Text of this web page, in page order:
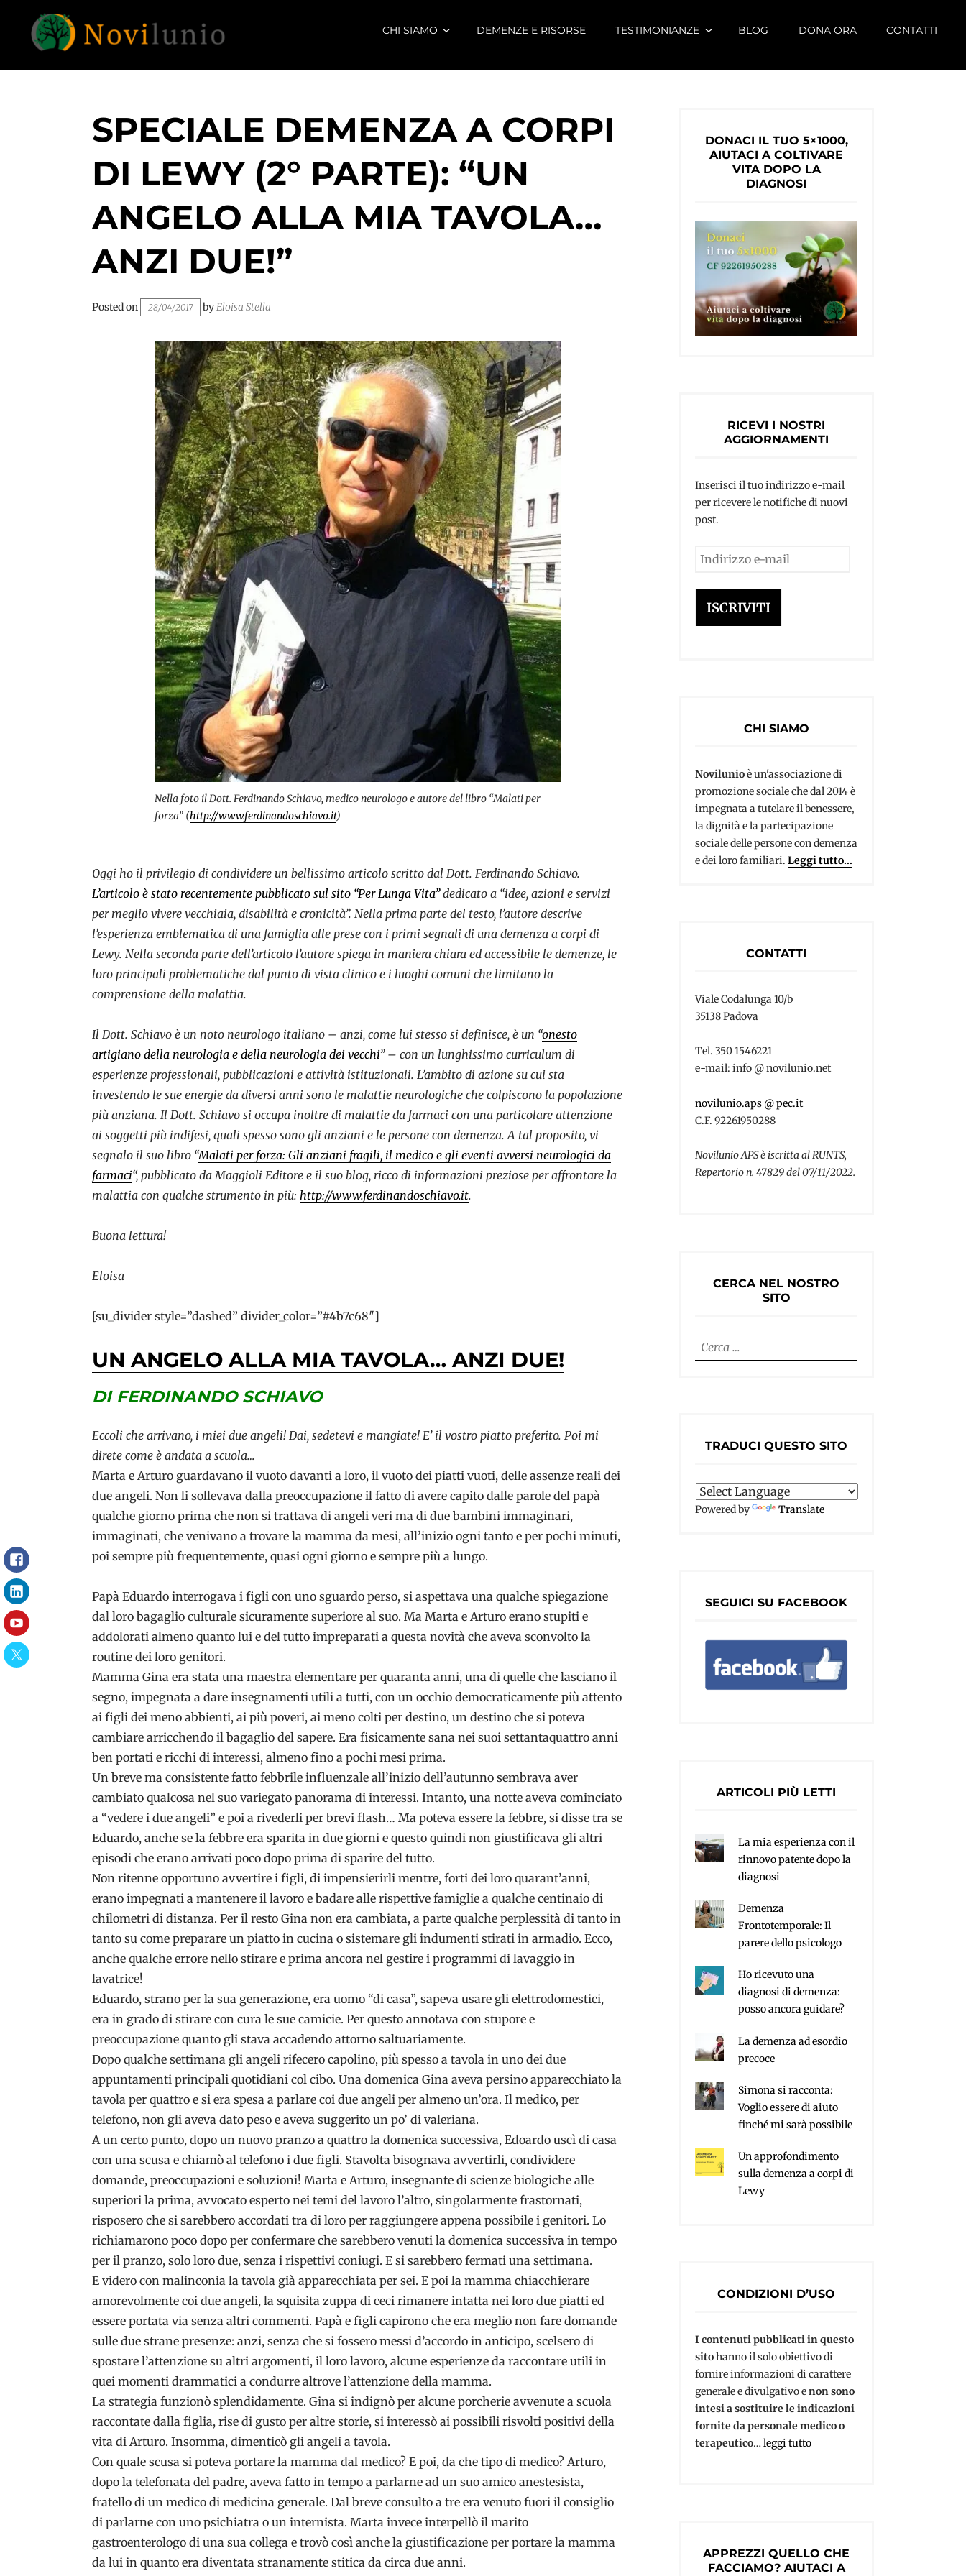
content
NOVILUNIO
Un aiuto con concreto dopo la diagnosi di
CHI SIAMO DEMENZE E RISORSE TESTIMONIANZE BLOG DONA ORA CONTATTI
SPECIALE DEMENZA A CORPI
DI LEWY (2° PARTE): “UN
ANGELO ALLA MIA TAVOLA…
ANZI DUE!”
Posted on 28/04/2017 by Eloisa Stella
Nella foto il Dott. Ferdinando Schiavo, medico neurologo e autore del libro “Malati per
forza” (http://www.ferdinandoschiavo.it)
Oggi ho il privilegio di condividere un bellissimo articolo scritto dal Dott. Ferdinando Schiavo.
L’articolo è stato recentemente pubblicato sul sito “Per Lunga Vita”dedicato a “idee, azioni e servizi
per meglio vivere vecchiaia, disabilità e cronicità”. Nella prima parte del testo, l’autore descrive
l’esperienza emblematica di una famiglia alle prese con i primi segnali di una demenza a corpi di
Lewy. Nella seconda parte dell’articolo l’autore spiega in maniera chiara ed accessibile le demenze, le
loro principali problematiche dal punto di vista clinico e i luoghi comuni che limitano la
comprensione della malattia.
Il Dott. Schiavo è un noto neurologo italiano – anzi, come lui stesso si definisce, è un “onesto
artigiano della neurologia e della neurologia dei vecchi” – con un lunghissimo curriculum di
esperienze professionali, pubblicazioni e attività istituzionali. L’ambito di azione su cui sta
investendo le sue energie da diversi anni sono le malattie neurologiche che colpiscono la popolazione
più anziana. Il Dott. Schiavo si occupa inoltre di malattie da farmaci con una particolare attenzione
ai soggetti più indifesi, quali spesso sono gli anziani e le persone con demenza. A tal proposito, vi
segnalo il suo libro “Malati per forza: Gli anziani fragili, il medico e gli eventi avversi neurologici da
farmaci“, pubblicato da Maggioli Editore e il suo blog, ricco di informazioni preziose per affrontare la
malattia con qualche strumento in più: http://www.ferdinandoschiavo.it.
Buona lettura!
Eloisa
[su_divider style=”dashed” divider_color=”#4b7c68″]
UN ANGELO ALLA MIA TAVOLA… ANZI DUE!
DI FERDINANDO SCHIAVO
Eccoli che arrivano, i miei due angeli! Dai, sedetevi e mangiate! E’ il vostro piatto preferito. Poi mi
direte come è andata a scuola…
Marta e Arturo guardavano il vuoto davanti a loro, il vuoto dei piatti vuoti, delle assenze reali dei
due angeli. Non li sollevava dalla preoccupazione il fatto di avere capito dalle parole del papà
qualche giorno prima che non si trattava di angeli veri ma di due bambini immaginari,
immaginati, che venivano a trovare la mamma da mesi, all’inizio ogni tanto e per pochi minuti,
poi sempre più frequentemente, quasi ogni giorno e sempre più a lungo.
Papà Eduardo interrogava i figli con uno sguardo perso, si aspettava una qualche spiegazione
dal loro bagaglio culturale sicuramente superiore al suo. Ma Marta e Arturo erano stupiti e
addolorati almeno quanto lui e del tutto impreparati a questa novità che aveva sconvolto la
routine dei loro genitori.
Mamma Gina era stata una maestra elementare per quaranta anni, una di quelle che lasciano il
segno, impegnata a dare insegnamenti utili a tutti, con un occhio democraticamente più attento
ai figli dei meno abbienti, ai più poveri, ai meno colti per destino, un destino che si poteva
cambiare arricchendo il bagaglio del sapere. Era fisicamente sana nei suoi settantaquattro anni
ben portati e ricchi di interessi, almeno fino a pochi mesi prima.
Un breve ma consistente fatto febbrile influenzale all’inizio dell’autunno sembrava aver
cambiato qualcosa nel suo variegato panorama di interessi. Intanto, una notte aveva cominciato
a “vedere i due angeli” e poi a rivederli per brevi flash… Ma poteva essere la febbre, si disse tra se
Eduardo, anche se la febbre era sparita in due giorni e questo quindi non giustificava gli altri
episodi che erano arrivati poco dopo prima di sparire del tutto.
Non ritenne opportuno avvertire i figli, di impensierirli mentre, forti dei loro quarant’anni,
erano impegnati a mantenere il lavoro e badare alle rispettive famiglie a qualche centinaio di
chilometri di distanza. Per il resto Gina non era cambiata, a parte qualche perplessità di tanto in
tanto su come preparare un piatto in cucina o sistemare gli indumenti stirati in armadio. Ecco,
anche qualche errore nello stirare e prima ancora nel gestire i programmi di lavaggio in
lavatrice!
Eduardo, strano per la sua generazione, era uomo “di casa”, sapeva usare gli elettrodomestici,
era in grado di stirare con cura le sue camicie. Per questo annotava con stupore e
preoccupazione quanto gli stava accadendo attorno saltuariamente.
Dopo qualche settimana gli angeli rifecero capolino, più spesso a tavola in uno dei due
appuntamenti principali quotidiani col cibo. Una domenica Gina aveva persino apparecchiato la
tavola per quattro e si era spesa a parlare coi due angeli per almeno un’ora. Il medico, per
telefono, non gli aveva dato peso e aveva suggerito un po’ di valeriana.
A un certo punto, dopo un nuovo pranzo a quattro la domenica successiva, Edoardo uscì di casa
con una scusa e chiamò al telefono i due figli. Stavolta bisognava avvertirli, condividere
domande, preoccupazioni e soluzioni! Marta e Arturo, insegnante di scienze biologiche alle
superiori la prima, avvocato esperto nei temi del lavoro l’altro, singolarmente frastornati,
risposero che si sarebbero accordati tra di loro per raggiungere appena possibile i genitori. Lo
richiamarono poco dopo per confermare che sarebbero venuti la domenica successiva in tempo
per il pranzo, solo loro due, senza i rispettivi coniugi. E si sarebbero fermati una settimana.
E videro con malinconia la tavola già apparecchiata per sei. E poi la mamma chiacchierare
amorevolmente coi due angeli, la squisita zuppa di ceci rimanere intatta nei loro due piatti ed
essere portata via senza altri commenti. Papà e figli capirono che era meglio non fare domande
sulle due strane presenze: anzi, senza che si fossero messi d’accordo in anticipo, scelsero di
spostare l’attenzione su altri argomenti, il loro lavoro, alcune esperienze da raccontare utili in
quei momenti drammatici a condurre altrove l’attenzione della mamma.
La strategia funzionò splendidamente. Gina si indignò per alcune porcherie avvenute a scuola
raccontate dalla figlia, rise di gusto per altre storie, si interessò ai possibili risvolti positivi della
vita di Arturo. Insomma, dimenticò gli angeli a tavola.
Con quale scusa si poteva portare la mamma dal medico? E poi, da che tipo di medico? Arturo,
dopo la telefonata del padre, aveva fatto in tempo a parlarne ad un suo amico anestesista,
fratello di un medico di medicina generale. Dal breve consulto a tre era venuto fuori il consiglio
di parlarne con uno psichiatra o un internista. Marta invece interpellò il marito
gastroenterologo di una sua collega e trovò così anche la giustificazione per portare la mamma
da lui in quanto era diventata stranamente stitica da circa due anni.
DONACI IL TUO 5×1000,
AIUTACI A COLTIVARE
VITA DOPO LA
DIAGNOSI
RICEVI I NOSTRI
AGGIORNAMENTI
Inserisci il tuo indirizzo e-mail
per ricevere le notifiche di nuovi
post.
Indirizzo
mail
ISCRIVITI
CHI SIAMO
Novilunioè un'associazione di
promozione sociale che dal 2014 è
impegnata a tutelare il benessere,
la dignità e la partecipazione
sociale delle persone con demenza
e dei loro familiari. Leggi tutto...
CONTATTI
Viale Codalunga 10/b
35138 Padova
Tel. 350 1546221
e-mail: info @ novilunio.net
novilunio.aps @ pec.it
C.F. 92261950288
Novilunio APS è iscritta al RUNTS,
Repertorio n. 47829 del 07/11/2022.
CERCA NEL NOSTRO
SITO
Ricerca
per:
TRADUCI QUESTO SITO
Powered by Translate
SEGUICI SU FACEBOOK
ARTICOLI PIÙ LETTI
La mia esperienza con il
rinnovo patente dopo la
diagnosi
Demenza
Frontotemporale: Il
parere dello psicologo
Ho ricevuto una
diagnosi di demenza:
posso ancora guidare?
La demenza ad esordio
precoce
Simona si racconta:
Voglio essere di aiuto
finché mi sarà possibile
Un approfondimento
sulla demenza a corpi di
Lewy
CONDIZIONI D’USO
I contenuti pubblicati in questo
sitohanno il solo obiettivo di
fornire informazioni di carattere
generale e divulgativo enon sono
intesi a sostituire le indicazioni
fornite da personale medico o
terapeutico…leggi tutto
APPREZZI QUELLO CHE
FACCIAMO? AIUTACI A
Facebook
LinkedIn
YouTube
Twitter